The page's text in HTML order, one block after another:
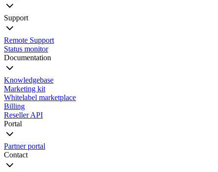
Support
Remote Support
Status monitor
Documentation
Knowledgebase
Marketing kit
Whitelabel marketplace
Billing
Reseller API
Portal
Partner portal
Contact